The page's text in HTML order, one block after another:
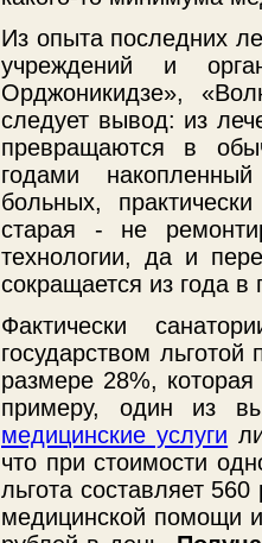
Из опыта последних
учреждений и
Орджоникидзе»,
следует вывод: из
превращаются в
годами
больных,
старая - не
технологии, да и
сокращается из года в
Фактически
государством
размере 28%,
примеру, один из
медицинские услуги
что при стоимости
льгота составляет
медицинской помощи